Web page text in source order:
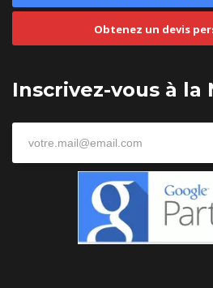
Obtenez un devis
Inscrivez-vous à